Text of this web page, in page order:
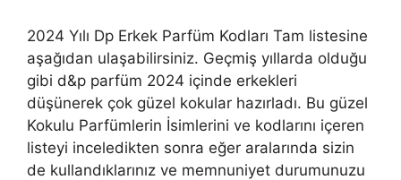
2024 Yılı Dp Erkek Parfüm Kodları Tam listesine
aşağıdan ulaşabilirsiniz. Geçmiş yıllarda olduğu
gibi d&p parfüm 2024 içinde erkekleri
düşünerek çok güzel kokular hazırladı. Bu güzel
Kokulu Parfümlerin İsimlerini ve kodlarını içeren
listeyi inceledikten sonra eğer aralarında sizin
de kullandıklarınız ve memnuniyet durumunuzu